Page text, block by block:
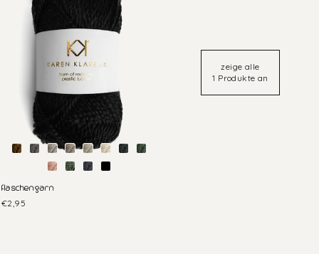
flaschengarn
€2,95
zeige alle
1 Produkte an